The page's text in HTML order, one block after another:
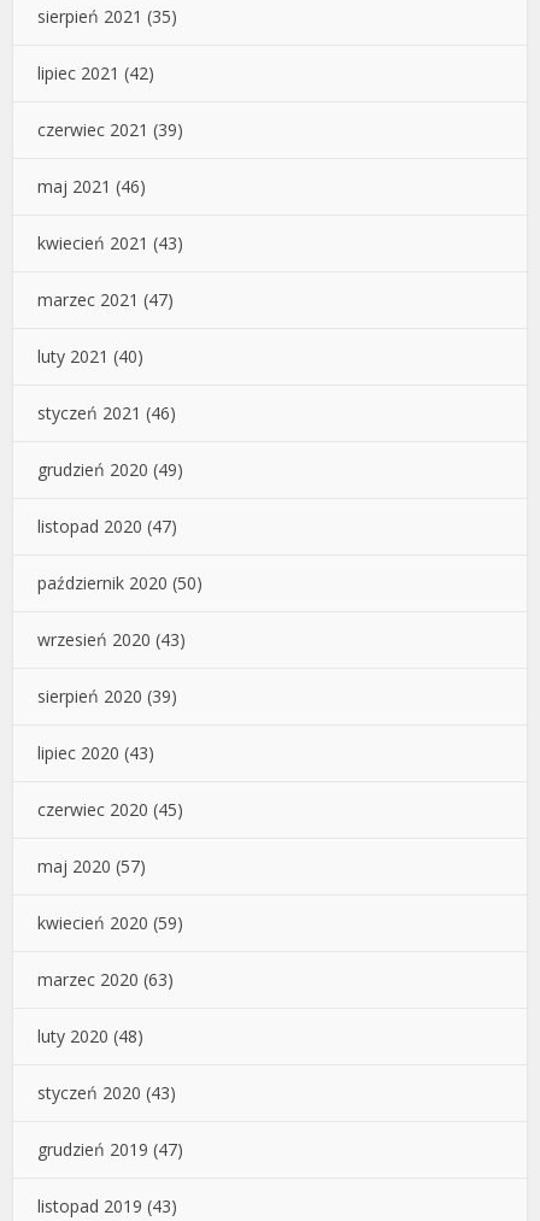
sierpień 2021 (35)
lipiec 2021 (42)
czerwiec 2021 (39)
maj 2021 (46)
kwiecień 2021 (43)
marzec 2021 (47)
luty 2021 (40)
styczeń 2021 (46)
grudzień 2020 (49)
listopad 2020 (47)
październik 2020 (50)
wrzesień 2020 (43)
sierpień 2020 (39)
lipiec 2020 (43)
czerwiec 2020 (45)
maj 2020 (57)
kwiecień 2020 (59)
marzec 2020 (63)
luty 2020 (48)
styczeń 2020 (43)
grudzień 2019 (47)
listopad 2019 (43)